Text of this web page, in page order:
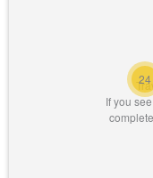
If you
24